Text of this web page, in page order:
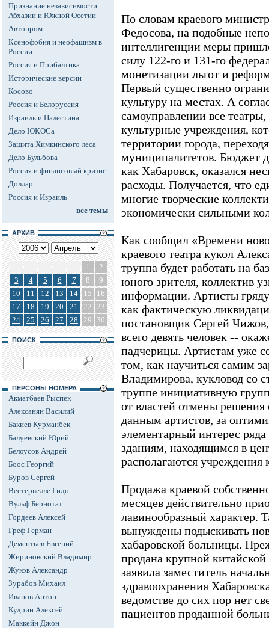
Признание независимости
Абхазии и Южной Осетии
Автопром
Ксенофобия и неофашизм в
России
Россия и Прибалтика
Исторические версии
Косово
Россия и Белоруссия
Израиль и Палестина
Дело ЮКОСа
Защита Химкинского леса
Дело Бульбова
Россия и финансовый кризис
Доллар
Россия и Израиль
все темы
АРХИВ
1
2
3
4 5 6 7 8
9
10
11 12 13 14 15
16
17
18 19 20 21 22 23
24
25 26 27 28 29 30
ПОИСК
ПЕРСОНЫ НОМЕРА
Акматбаев Рыспек
Алексанян Василий
Бакиев Курманбек
Балуевский Юрий
Белоусов Андрей
Боос Георгий
Буров Сергей
Вестервелле Гидо
Вульф Бернотат
Гордеев Алексей
Греф Герман
Дементьев Евгений
Жириновский Владимир
Жуков Александр
Зурабов Михаил
Иванов Антон
Кудрин Алексей
Маккейн Джон
По словам краевого
Федосова, на подобные
интеллигенции меры
силу 122-го и 131-го
монетизации льгот и
Первый существенно
культуру на местах. А
самоуправлении все
культурные учреждения,
территории города,
муниципалитетов. Бюджет
как Хабаровск, оказался
расходы. Получается, что
многие творческие
экономически сильными
Как сообщил «Времени
краевого театра кукол
труппа будет работать на
юного зрителя, коллектив
информации. Артисты
как фактическую
постановщик Сергей
всего девять человек --
падчерицы. Артистам уже
том, как научиться самим
Владимирова, кукловод со
труппе инициативную
от властей отмены
данным артистов, за
элементарный интерес
зданиям, находящимся в
располагаются учреждения
Продажа краевой
месяцев действительно
лавинообразный характер.
вынуждены подыскивать
хабаровской больницы.
продана крупной
заявила заместитель
здравоохранения
ведомстве до сих пор нет
пациентов проданной